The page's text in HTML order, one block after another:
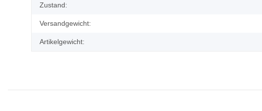
Zustand:
Versandgewicht:
Artikelgewicht: